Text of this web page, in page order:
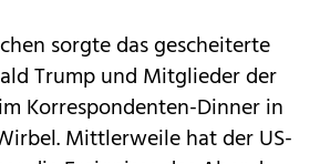
sorgte das gescheiterte
Trump und Mitglieder der
Korrespondenten-Dinner in
Mittlerweile hat der US-